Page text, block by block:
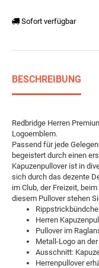
Sofort verfügbar
BESCHREIBUNG
Redbridge Herren
Logoemblem.
Passend für jede
begeistert durch einen
Kapuzenpullover ist in
sich durch das dezente
im Club, der Freizeit,
diesem Pullover stehen
Herren
Pullover im
Metall-Logo an
Ausschnitt:
Herrenpullover